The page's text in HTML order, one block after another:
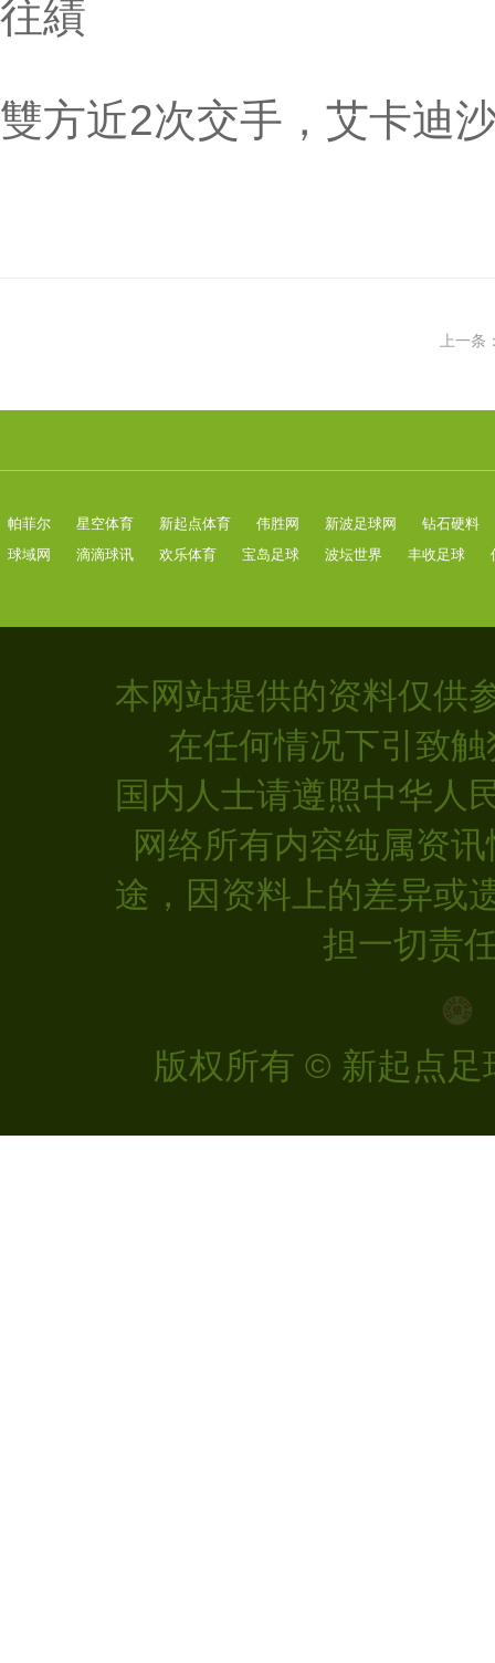
往績
雙方近2次交手，艾卡迪
上一条
帕菲尔 星空体育 新起点体育 伟胜网 新波足球网
钻石硬料
球域网
滴滴球讯 欢乐体育 宝岛足球 波坛世界 丰收足球
本网站提供的资料仅供
在任何情况下引致
国内人士请遵照中华人
网络所有内容纯属资
途，因资料上的差异或
担一切责
版权所有 © 新起点